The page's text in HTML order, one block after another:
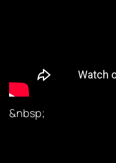
&nbsp;